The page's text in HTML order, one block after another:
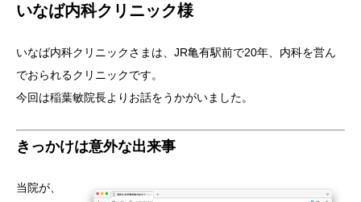
いなば内科クリニック様
いなば内科クリニックさまは、JR亀有駅前で20年、内科を営ん
でおられるクリニックです。
今回は稲葉敏院長よりお話をうかがいました。
きっかけは意外な出来事
当院が、